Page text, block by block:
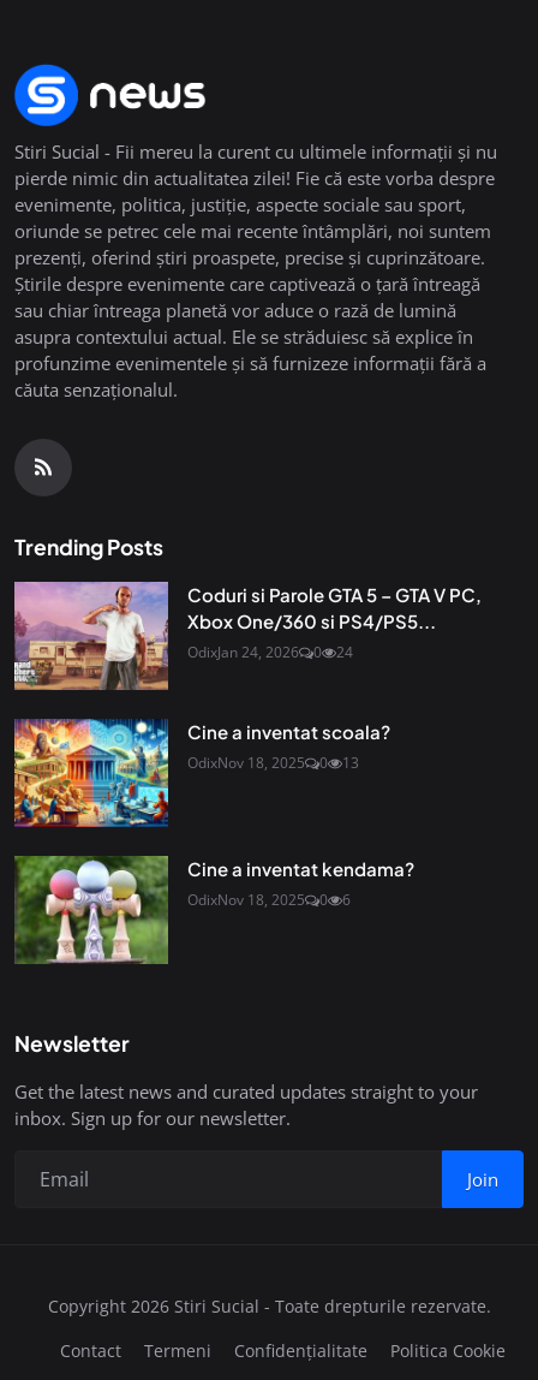
Stiri Sucial - Fii mereu la curent cu ultimele informații și nu
pierde nimic din actualitatea zilei! Fie că este vorba despre
evenimente, politica, justiție, aspecte sociale sau sport,
oriunde se petrec cele mai recente întâmplări, noi suntem
prezenți, oferind știri proaspete, precise și cuprinzătoare.
Știrile despre evenimente care captivează o țară întreagă
sau chiar întreaga planetă vor aduce o rază de lumină
asupra contextului actual. Ele se străduiesc să explice în
profunzime evenimentele și să furnizeze informații fără a
căuta senzaționalul.
Trending Posts
Coduri si Parole GTA 5 – GTA V PC,
Xbox One/360 si PS4/PS5...
OdixJan 24, 2026 0 24
Cine a inventat scoala?
OdixNov 18, 2025 0 13
Cine a inventat kendama?
OdixNov 18, 2025 0 6
Newsletter
Get the latest news and curated updates straight to your
inbox. Sign up for our newsletter.
Join
Copyright 2026 Stiri Sucial - Toate drepturile rezervate.
Contact
Termeni Confidențialitate Politica Cookie